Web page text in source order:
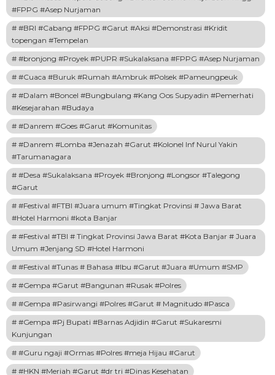
#FPPG #Asep Nurjaman
#BRI #Cabang #FPPG #Garut #Aksi #Demonstrasi #Kridit
topengan #Tempelan
#bronjong #Proyek #PUPR #Sukalaksana #FPPG #Asep Nurjaman
#Cuaca #Buruk #Rumah #Ambruk #Polsek #Pameungpeuk
#Dalam #Boncel #Bungbulang #Kang Oos Supyadin #Pemerhati
#Kesejarahan #Budaya
#Danrem #Goes #Garut #Komunitas
#Danrem #Lomba #Jenazah #Garut #Kolonel Inf Nurul Yakin
#Tarumanagara
#Desa #Sukalaksana #Proyek #Bronjong #Longsor #Talegong
#Garut
#Festival #FTBI #Juara umum #Tingkat Provinsi # Jawa Barat
#Hotel Harmoni #kota Banjar
#Festival #TBI # Tingkat Provinsi Jawa Barat #Kota Banjar # Juara
Umum #Jenjang SD #Hotel Harmoni
#Festival #Tunas # Bahasa #Ibu #Garut #Juara #Umum #SMP
#Gempa #Garut #Bangunan #Rusak #Polres
#Gempa #Pasirwangi #Polres #Garut # Magnitudo #Pasca
#Gempa #Pj Bupati #Barnas Adjidin #Garut #Sukaresmi
Kunjungan
#Guru ngaji #Ormas #Polres #meja Hijau #Garut
#HKN #Meriah #Garut #dr tri #Dinas Kesehatan